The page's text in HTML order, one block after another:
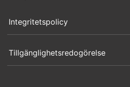
Integritetspolicy
Tillgänglighetsredogörelse